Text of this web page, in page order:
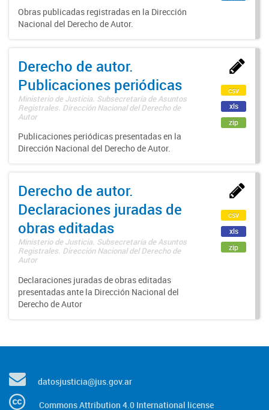
Obras publicadas registradas en la Dirección
Nacional del Derecho de Autor.
Derecho de autor.
Publicaciones periódicas
Ministerio de Justicia. Subsecretaría de Asuntos
Registrales. Dirección Nacional del Derecho de
Autor
Publicaciones periódicas presentadas en la
Dirección Nacional del Derecho de Autor.
csv
xls
zip
Derecho de autor.
Declaraciones juradas de
obras editadas
Ministerio de Justicia. Subsecretaría de Asuntos
Registrales. Dirección Nacional del Derecho de
Autor
Declaraciones juradas de obras editadas
presentadas ante la Dirección Nacional del
Derecho de Autor
csv
xls
zip
datosjusticia@jus.gov.ar
Commons Attribution 4.0 International license